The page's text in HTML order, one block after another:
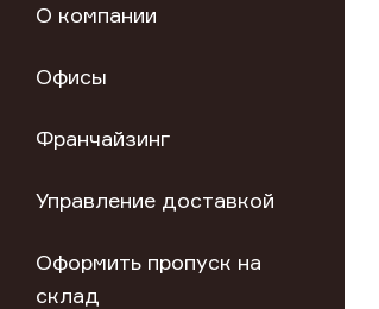
О компании
Офисы
Франчайзинг
Управление доставкой
Оформить пропуск на
склад